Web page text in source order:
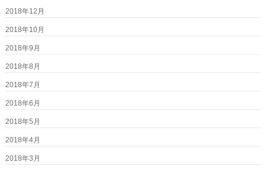
2018年12月
2018年10月
2018年9月
2018年8月
2018年7月
2018年6月
2018年5月
2018年4月
2018年3月